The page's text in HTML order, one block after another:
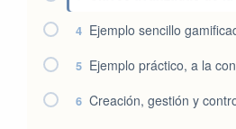
4 Ejemplo sencillo
5 Ejemplo práctico, a la
6 Creación, gestión y